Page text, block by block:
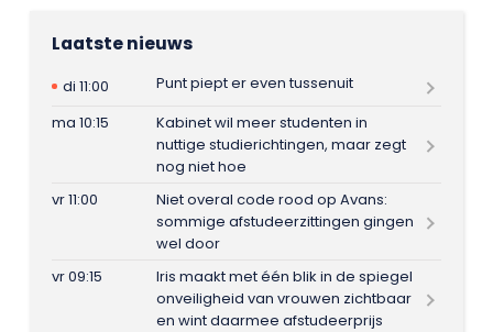
Laatste nieuws
di 11:00
Punt piept er even tussenuit
ma 10:15
Kabinet wil meer studenten in
nuttige studierichtingen, maar zegt
nog niet hoe
vr 11:00
Niet overal code rood op Avans:
sommige afstudeerzittingen gingen
wel door
vr 09:15
Iris maakt met één blik in de spiegel
onveiligheid van vrouwen zichtbaar
en wint daarmee afstudeerprijs